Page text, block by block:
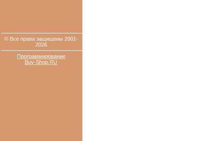
© Все права защищены 2001-
2026
Программирование
Buy-Shop.RU